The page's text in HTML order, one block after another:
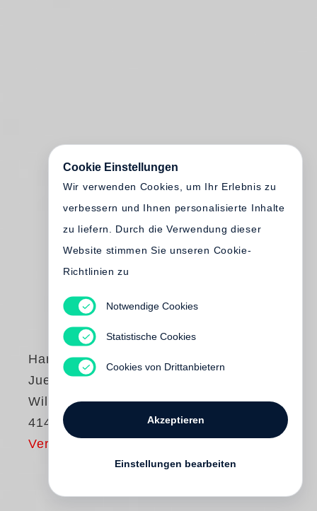
Harmony Korine
Juergen Teller
William Eggleston
414
Vergriffen
Cookie Einstellungen
Wir verwenden Cookies, um Ihr Erlebnis zu
verbessern und Ihnen personalisierte Inhalte
zu liefern. Durch die Verwendung dieser
Website stimmen Sie unseren Cookie-
Richtlinien zu
Notwendige Cookies
Statistische Cookies
Cookies von Drittanbietern
Akzeptieren
Einstellungen bearbeiten